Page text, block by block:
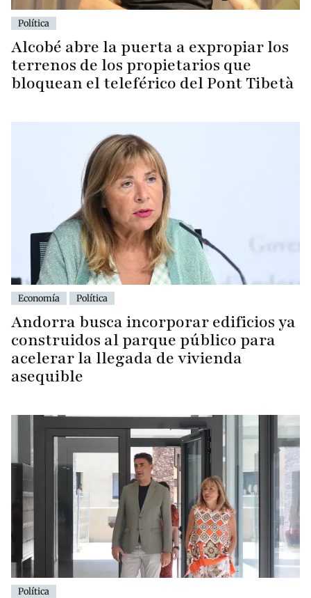
Política
Alcobé abre la puerta a expropiar los
terrenos de los propietarios que
bloquean el teleférico del Pont Tibetà
Economía Política
Andorra busca incorporar edificios ya
construidos al parque público para
acelerar la llegada de vivienda
asequible
Política